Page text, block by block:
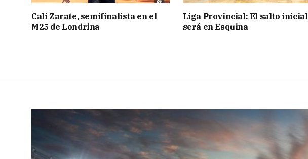
Cali Zarate, semifinalista en el
M25 de Londrina
Liga Provincial: El salto inicial
será en Esquina